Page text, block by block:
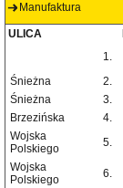
Manufaktura
ULICA
1.
Śnieżna 2.
Śnieżna
3.
Brzezińska
4.
Wojska
Polskiego
5.
Wojska
Polskiego
6.